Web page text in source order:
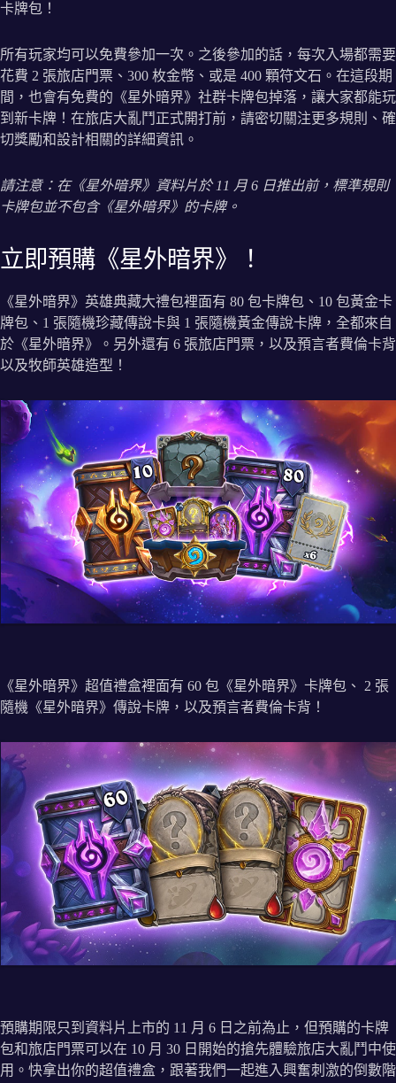
卡牌包！
所有玩家均可以免費參加一次。之後參加的話，每次入場都需要
花費 2 張旅店門票、300 枚金幣、或是 400 顆符文石。在這段期
間，也會有免費的《星外暗界》社群卡牌包掉落，讓大家都能玩
到新卡牌！在旅店大亂鬥正式開打前，請密切關注更多規則、確
切獎勵和設計相關的詳細資訊。
請注意：在《星外暗界》資料片於 11 月 6 日推出前，標準規則
卡牌包並不包含《星外暗界》的卡牌。
立即預購《星外暗界》！
《星外暗界》英雄典藏大禮包裡面有 80 包卡牌包、10 包黃金卡
牌包、1 張隨機珍藏傳說卡與 1 張隨機黃金傳說卡牌，全都來自
於《星外暗界》。另外還有 6 張旅店門票，以及預言者費倫卡背
以及牧師英雄造型！
《星外暗界》超值禮盒裡面有 60 包《星外暗界》卡牌包、 2 張
隨機《星外暗界》傳說卡牌，以及預言者費倫卡背！
預購期限只到資料片上市的 11 月 6 日之前為止，但預購的卡牌
包和旅店門票可以在 10 月 30 日開始的搶先體驗旅店大亂鬥中使
用。快拿出你的超值禮盒，跟著我們一起進入興奮刺激的倒數階